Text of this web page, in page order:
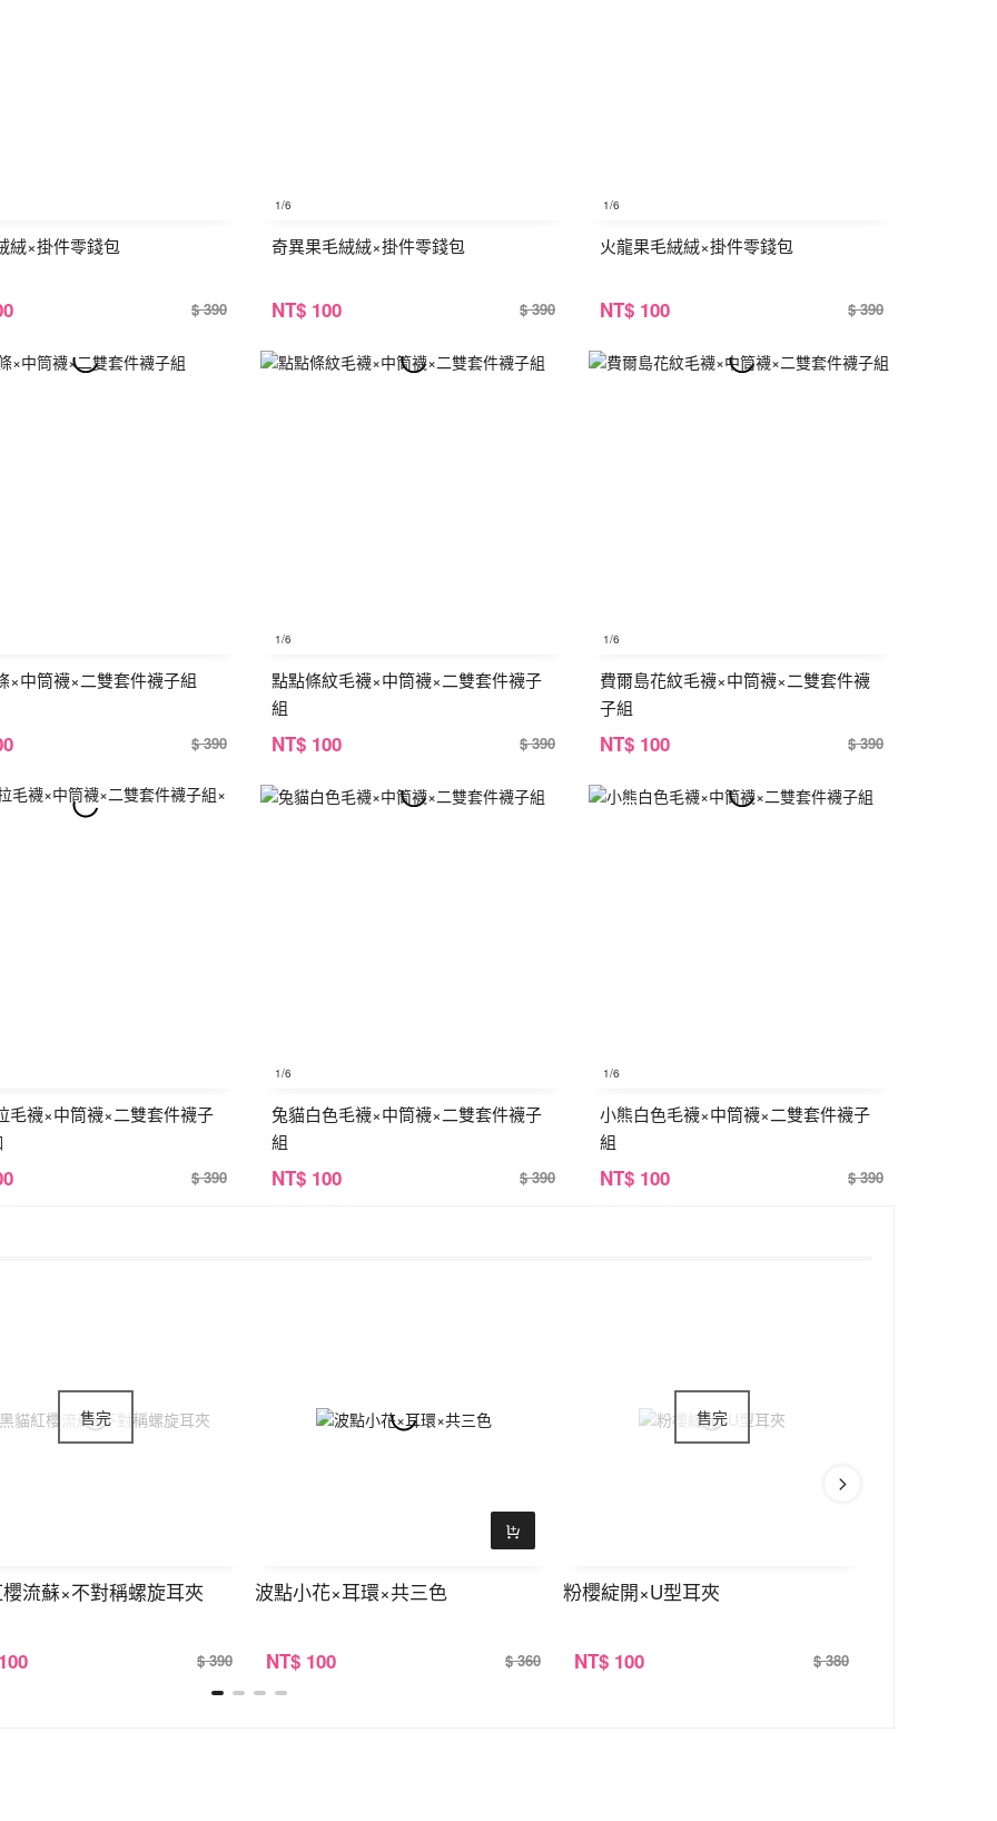
絨×掛件零錢包
$ 390
1/6
奇異果毛絨絨×掛件零錢包
NT$ 100 $ 390
1/6
火龍果毛絨絨×掛件零錢包
NT$ 100 $ 390
×中筒襪×二雙套件襪子組
$ 390
1/6
點點條紋毛襪×中筒襪×二雙套件襪子
組
NT$ 100 $ 390
1/6
費爾島花紋毛襪×中筒襪×二雙套件襪
子組
NT$ 100 $ 390
毛襪×中筒襪×二雙套件襪子
$ 390
1/6
兔貓白色毛襪×中筒襪×二雙套件襪子
組
NT$ 100 $ 390
1/6
小熊白色毛襪×中筒襪×二雙套件襪子
組
NT$ 100 $ 390
流蘇×不對稱螺旋耳夾
$ 390
波點小花×耳環×共三色
NT$ 100 $ 360
粉櫻綻開×U型耳夾
NT$ 100 $ 380